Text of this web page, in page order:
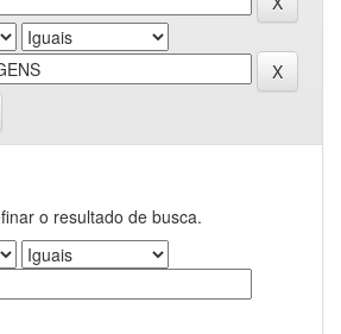
o resultado de busca.